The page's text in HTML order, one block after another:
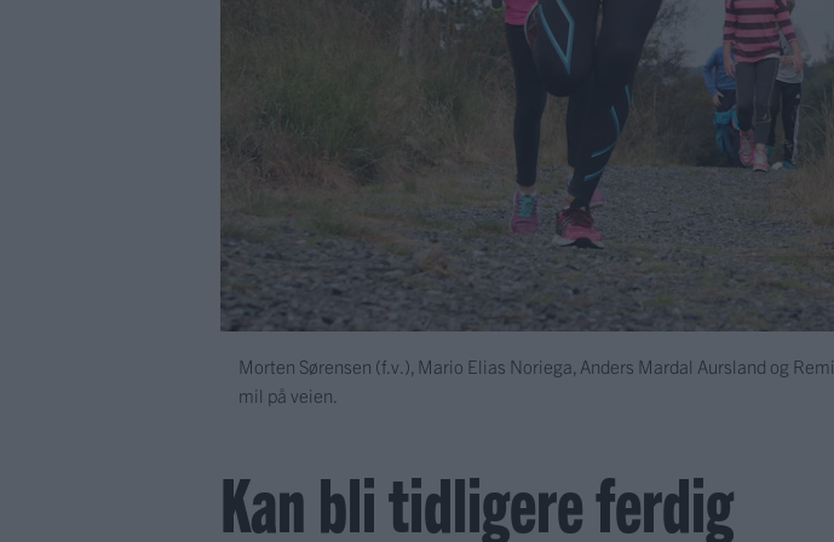
Morten Sørensen (f.v.), Mario Elias Noriega, Anders Mardal Aursland og
mil på veien.
Kan bli tidligere ferdig